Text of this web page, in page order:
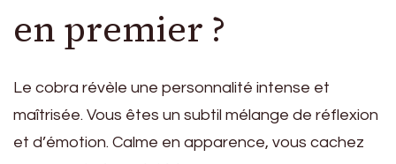
en premier ?
Le cobra révèle une personnalité intense et
maîtrisée. Vous êtes un subtil mélange de réflexion
et d’émotion. Calme en apparence, vous cachez